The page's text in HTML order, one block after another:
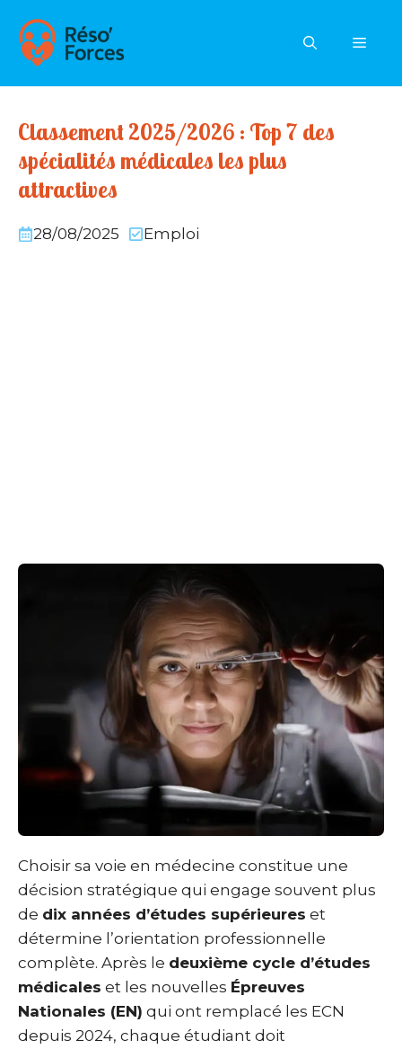
contenu
Classement 2025/2026 : Top 7 des
spécialités médicales les plus
attractives
28/08/2025 Emploi
Choisir sa voie en médecine constitue une
décision stratégique qui engage souvent plus
de dix années d’études supérieures et
détermine l’orientation professionnelle
complète. Après le deuxième cycle d’études
médicales et les nouvelles Épreuves
Nationales (EN) qui ont remplacé les ECN
depuis 2024, chaque étudiant doit